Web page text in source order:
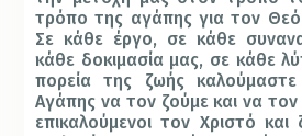
τρόπο της αγάπης για τον Θεό
Σε κάθε έργο, σε κάθε
κάθε δοκιμασία μας, σε κάθε
πορεία της ζωής
Αγάπης να τον ζούμε και να τον
επικαλούμενοι τον Χριστό